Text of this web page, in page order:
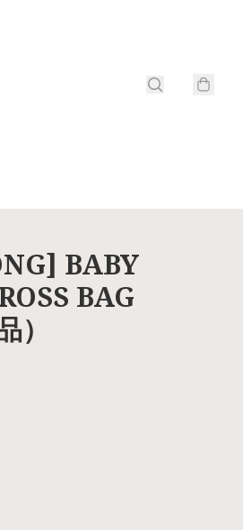
BABY
BAG
）